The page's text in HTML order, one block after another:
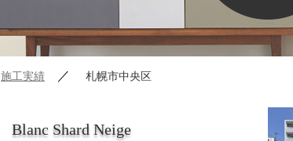
施工実績 ／ 札幌市中央区
Blanc Shard Neige